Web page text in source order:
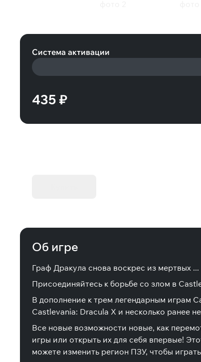
Система активации
435 ₽
Об игре
Граф Дракула снова воскрес из мертвых ...
Присоединяйтесь к борьбе со злом в
В дополнение к трем легендарным играм
Castlevania: Dracula X и несколько ранее
Все новые возможности новые, как
игры или открыть их для себя впервые!
можете изменить регион ПЗУ, чтобы